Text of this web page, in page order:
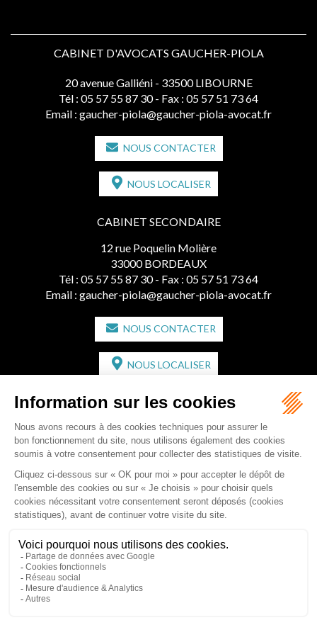
CABINET D'AVOCATS GAUCHER-PIOLA
20 avenue Galliéni - 33500 LIBOURNE
Tél : 05 57 55 87 30 - Fax : 05 57 51 73 64
Email : gaucher-piola@gaucher-piola-avocat.fr
NOUS CONTACTER
NOUS LOCALISER
CABINET SECONDAIRE
12 rue Poquelin Molière
33000 BORDEAUX
Tél : 05 57 55 87 30 - Fax : 05 57 51 73 64
Email : gaucher-piola@gaucher-piola-avocat.fr
NOUS CONTACTER
NOUS LOCALISER
CABINET SECONDAIRE
2 bis Avenue de l'Europe
33350 ST MAGNE-DE-CASTILLON
Tél :05 57 55 87 30 - Fax : 05 57 51 73 64
Email :gaucher-piola@gaucher-piola-avocat.fr
NOUS CONTACTER
NOUS LOCALISER